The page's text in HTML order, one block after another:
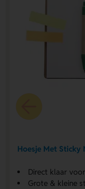
Hoesje Met Sticky
Direct klaar
Grote & kleine